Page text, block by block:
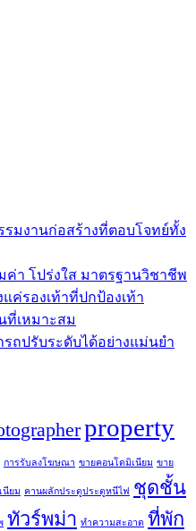
รมงานก่อสร้างที่ตอบโจทย์ทั้ง
า โปร่งใส มาตรฐานวิชาชีพ
แค่รองเท้าที่ปกป้องเท้า
ที่เหมาะสม
ถปรับระดับได้อย่างแม่นยำ
property
การรับลงโฆษณา ขายคอนโดมิเนียม ขาย
นียม คานผลักประตูประตูหนีไฟ
ชุดชั้น
ทัวร์พม่า ทำความสะอาด ที่พัก